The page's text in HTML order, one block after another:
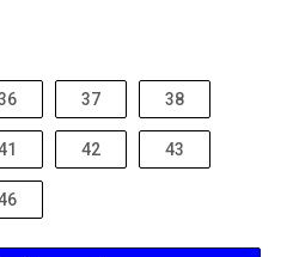
37 38
42 43